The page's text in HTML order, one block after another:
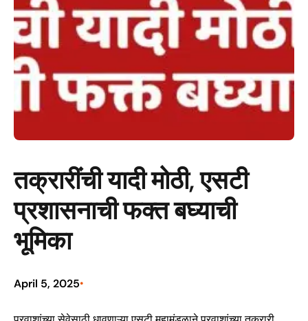
तक्रारींची यादी मोठी, एसटी
प्रशासनाची फक्त बघ्याची
भूमिका
April 5, 2025•